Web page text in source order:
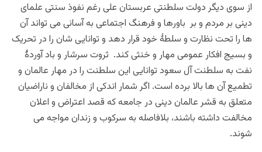
از سوی دیگر دولت سلطنتی عربستان علی رغم نفوذ سنتی علمای
دینی بر مردم و بر باورها و فرهنگ اجتماعی به آسانی می تواند آن
ها را تحت نظارت و سلطۀ خود قرار دهد و توانایی شان را در تحریک
و بسیج افکار عمومی مهار و خنثی کند. ثروت سرشار و باد آوردۀ
نفت به سلطنت آل سعود توانایی این سلطنت را در مهار عالمان و
تطمیع آن ها بالا برده است. اگر شمار اندکی از مخالفان و ناراضیان
متعلق به قشر عالمان دینی در جامعه که قصد اعتراض و اعلان
مخالفت داشته باشند، بلافاصله به سرکوب و زندان مواجه می
شوند.